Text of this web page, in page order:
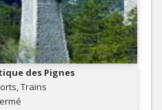
des Pignes
Trains